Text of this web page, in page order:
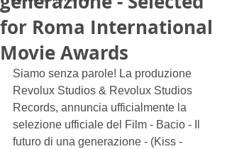
for Roma International
Movie Awards
Siamo senza parole! La produzione
Revolux Studios & Revolux Studios
Records, annuncia ufficialmente la
selezione ufficiale del Film - Bacio - Il
futuro di una generazione - (Kiss -